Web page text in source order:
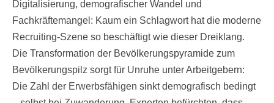
Digitalisierung, demografischer Wandel und
Fachkräftemangel: Kaum ein Schlagwort hat die moderne
Recruiting-Szene so beschäftigt wie dieser Dreiklang.
Die Transformation der Bevölkerungspyramide zum
Bevölkerungspilz sorgt für Unruhe unter Arbeitgebern:
Die Zahl der Erwerbsfähigen sinkt demografisch bedingt